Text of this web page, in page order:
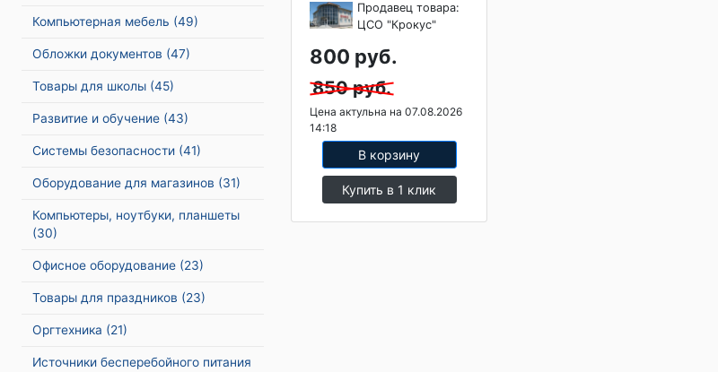
Компьютерная мебель (49)
Обложки документов (47)
Товары для школы (45)
Развитие и обучение (43)
Системы безопасности (41)
Оборудование для магазинов (31)
Компьютеры, ноутбуки, планшеты
(30)
Офисное оборудование (23)
Товары для праздников (23)
Оргтехника (21)
Источники бесперебойного питания
Продавец товара:
ЦСО "Крокус"
800 руб.
850 руб.
Цена актульна на 07.08.2026
14:18
В корзину
Купить в 1 клик